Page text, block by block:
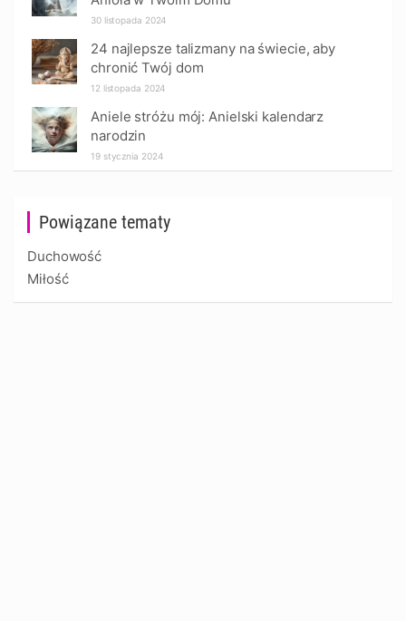
Powiązane tematy
Duchowość
Miłość
30 listopada 2024
24 najlepsze talizmany na świecie, aby
chronić Twój dom
12 listopada 2024
Aniele stróżu mój: Anielski kalendarz
narodzin
19 stycznia 2024